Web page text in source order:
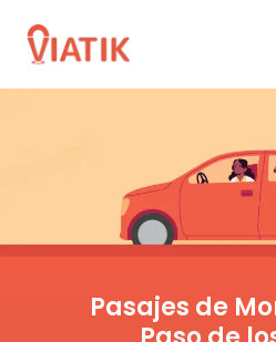
Pasajes de